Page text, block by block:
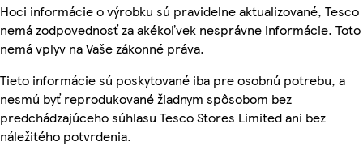
Hoci informácie o výrobku sú pravidelne aktualizované, Tesco
nemá zodpovednosť za akékoľvek nesprávne informácie. Toto
nemá vplyv na Vaše zákonné práva.
Tieto informácie sú poskytované iba pre osobnú potrebu, a
nesmú byť reprodukované žiadnym spôsobom bez
predchádzajúceho súhlasu Tesco Stores Limited ani bez
náležitého potvrdenia.